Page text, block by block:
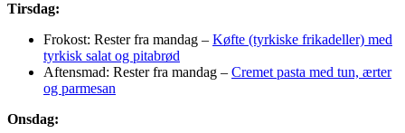
Tirsdag:
Frokost: Rester fra mandag – Køfte (tyrkiske frikadeller) med
tyrkisk salat og pitabrød
Aftensmad: Rester fra mandag – Cremet pasta med tun, ærter
og parmesan
Onsdag: